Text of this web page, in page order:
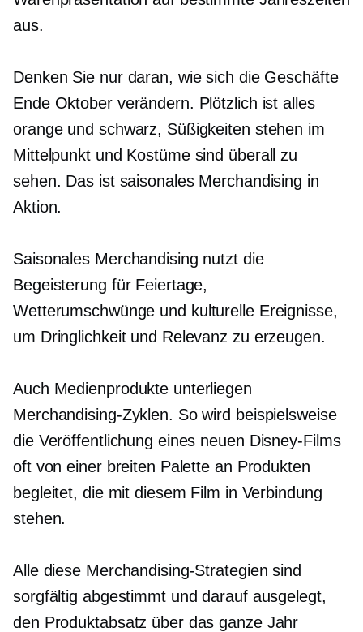
aus.
Denken Sie nur daran, wie sich die Geschäfte
Ende Oktober verändern. Plötzlich ist alles
orange und schwarz, Süßigkeiten stehen im
Mittelpunkt und Kostüme sind überall zu
sehen. Das ist saisonales Merchandising in
Aktion.
Saisonales Merchandising nutzt die
Begeisterung für Feiertage,
Wetterumschwünge und kulturelle Ereignisse,
um Dringlichkeit und Relevanz zu erzeugen.
Auch Medienprodukte unterliegen
Merchandising-Zyklen. So wird beispielsweise
die Veröffentlichung eines neuen Disney-Films
oft von einer breiten Palette an Produkten
begleitet, die mit diesem Film in Verbindung
stehen.
Alle diese Merchandising-Strategien sind
sorgfältig abgestimmt und darauf ausgelegt,
den Produktabsatz über das ganze Jahr